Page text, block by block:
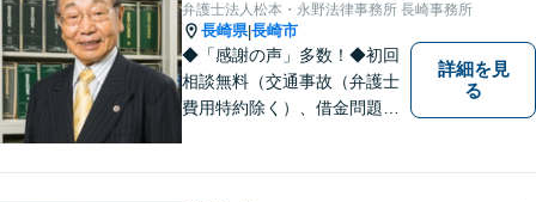
弁護士法人松本・永野法律事務所 長崎事務所
長崎県|長崎市
◆「感謝の声」多数！◆初回
相談無料（交通事故（弁護士
費用特約除く）、借金問題、
詳細を見
る